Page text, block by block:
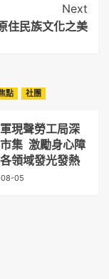
Next
住民族文化之美
點 社團
現聲勞工局深
集 激勵身心障
領域發光發熱
05